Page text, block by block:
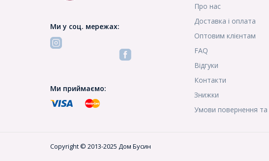
Ми у соц. мережах:
Ми приймаємо:
Про нас
Доставка і оплата
Оптовим клієнтам
FAQ
Відгуки
Контакти
Знижки
Умови повернення та
Copyright © 2013-2025 Дом Бусин